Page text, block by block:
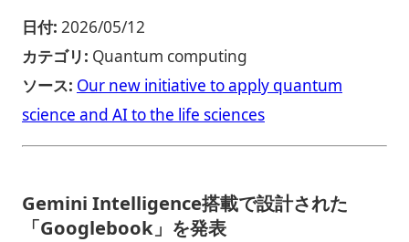
日付: 2026/05/12
カテゴリ: Quantum computing
ソース: Our new initiative to apply quantum
science and AI to the life sciences
Gemini Intelligence搭載で設計された
「Googlebook」を発表